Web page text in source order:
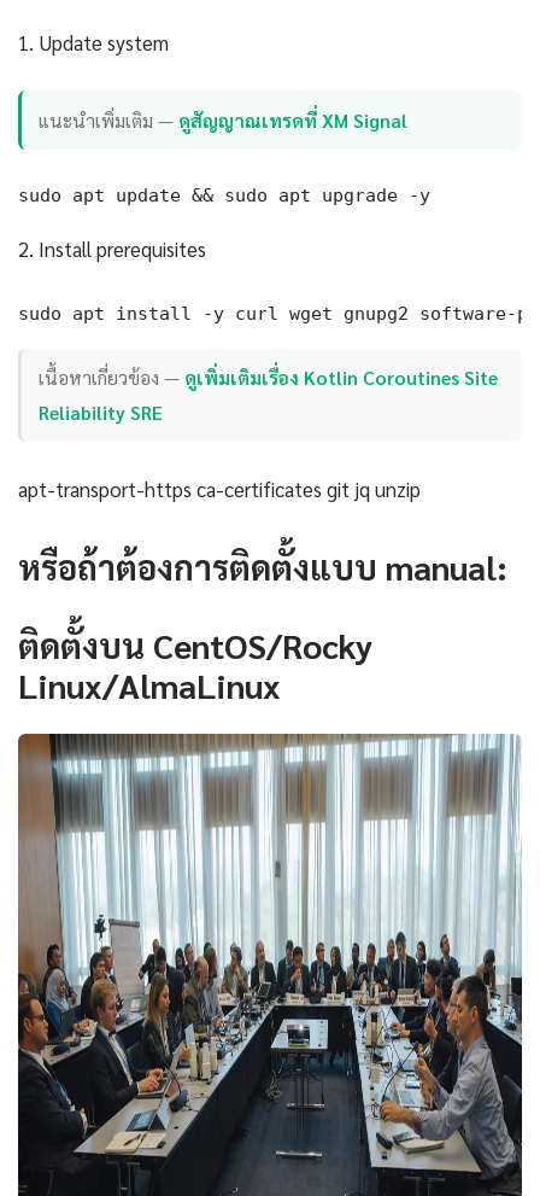
1. Update system
แนะนำเพิ่มเติม — ดูสัญญาณเทรดที่ XM Signal
sudo apt update && sudo apt upgrade -y
2. Install prerequisites
sudo apt install -y curl wget gnupg2 software-
เนื้อหาเกี่ยวข้อง — ดูเพิ่มเติมเรื่อง Kotlin Coroutines Site
Reliability SRE
apt-transport-https ca-certificates git jq unzip
หรือถ้าต้องการติดตั้งแบบ manual:
ติดตั้งบน CentOS/Rocky
Linux/AlmaLinux